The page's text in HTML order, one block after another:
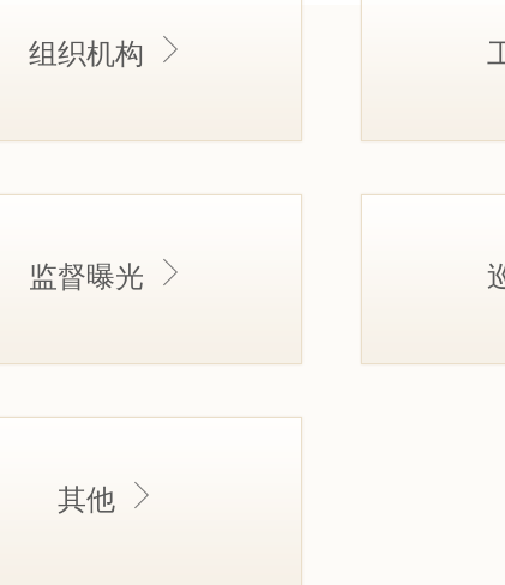
组织机构
监督曝光
其他